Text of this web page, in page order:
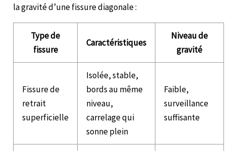
la gravité d’une fissure diagonale :
Type de
fissure
Caractéristiques
Niveau de
gravité
Fissure de
retrait
superficielle
Isolée, stable,
bords au même
niveau,
carrelage qui
sonne plein
Faible,
surveillance
suffisante